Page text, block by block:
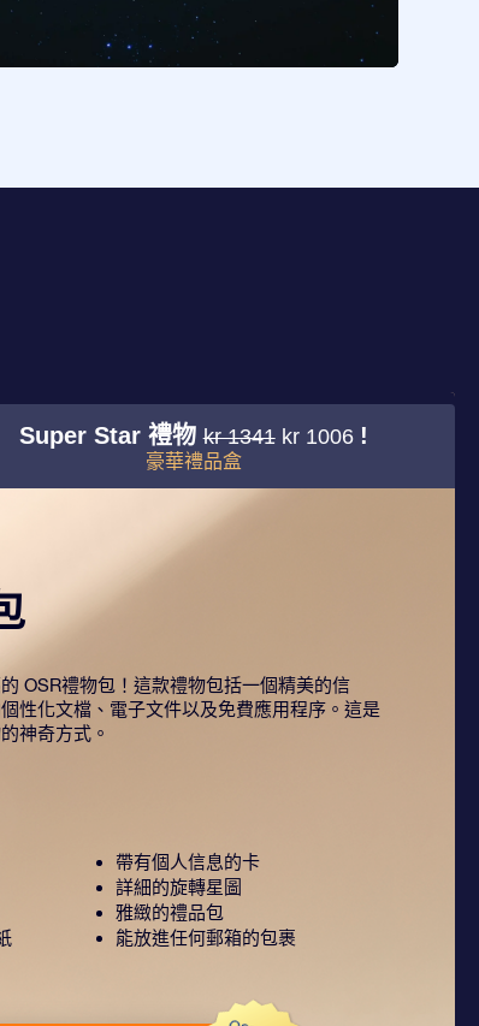
Super Star 禮物kr 1341 kr 1006 !
豪華禮品盒
OSR禮物包！這款禮物包括一個精美的信
性化文檔、電子文件以及免費應用程序。這是
神奇方式。
帶有個人信息的卡
詳細的旋轉星圖
雅緻的禮品包
能放進任何郵箱的包裹